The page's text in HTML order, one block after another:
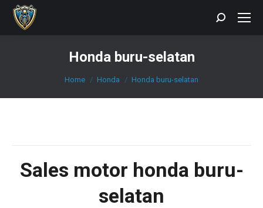
Search:
Honda buru-selatan
You are here:
Home Honda Honda buru-selatan
Sales motor honda buru-
selatan